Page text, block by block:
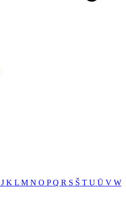
J K L M N O PQ R S Š T U Ū V W